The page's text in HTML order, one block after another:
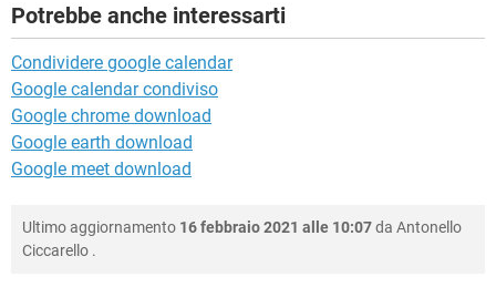
Potrebbe anche interessarti
Condividere google calendar
Google calendar condiviso
Google chrome download
Google earth download
Google meet download
Ultimo aggiornamento 16 febbraio 2021 alle 10:07da Antonello
Ciccarello .